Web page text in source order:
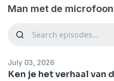
Man met de
July 03, 2026
Ken je het verhaal van